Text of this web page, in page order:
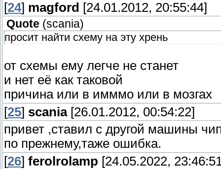
[24] magford [24.01.2012, 20:55:44]
Quote (scania)
просит найти схему на эту хрень
от схемы ему легче не станет
и нет её как таковой
причина или в имммо или в мозгах
[25] scania[26.01.2012, 00:54:22]
привет ,ставил с другой машины
по прежнему,таже ошибка.
[26] ferolrolamp [24.05.2022,